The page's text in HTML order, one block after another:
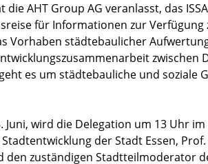
die AHT Group AG veranlasst, das
für Informationen zur
Vorhaben städtebaulicher
zwischen
es um städtebauliche und
Juni, wird die Delegation um 13 Uhr
der Stadt Essen,
den zuständigen Stadtteilmoderator